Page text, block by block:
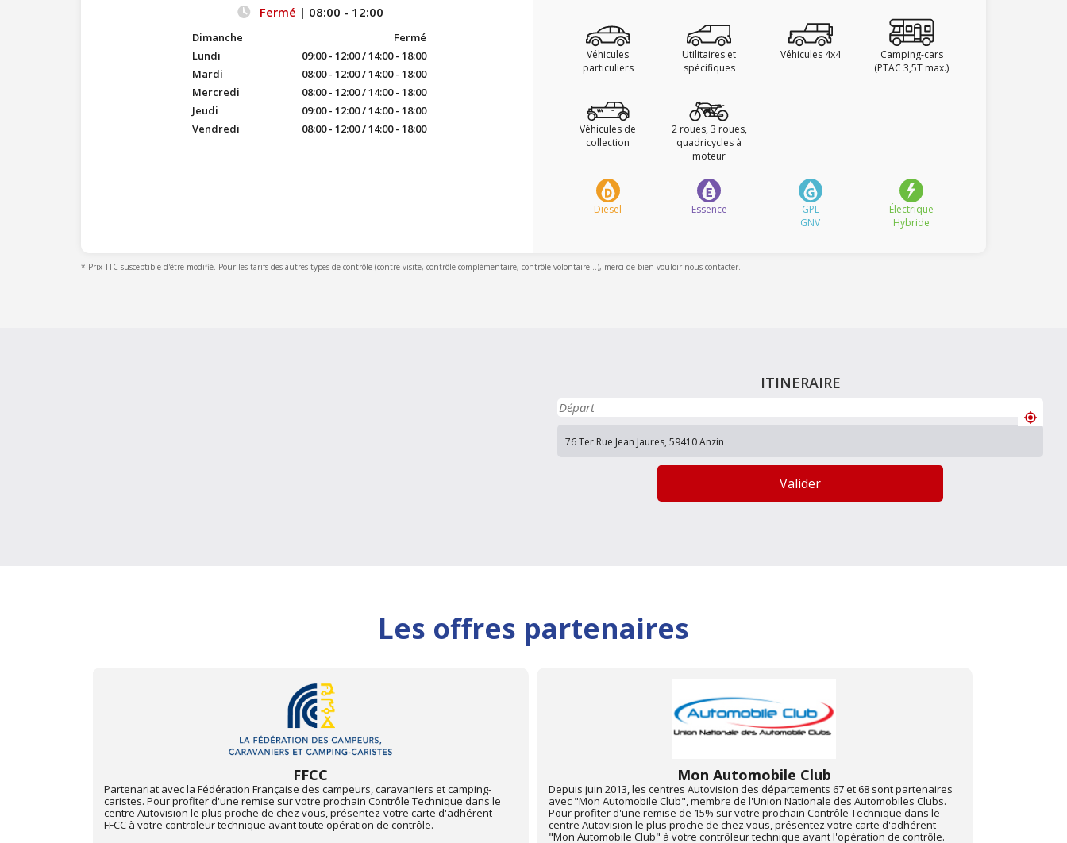
Fermé | 08:00 - 12:00
Dimanche
Fermé
Lundi
09:00 - 12:00 / 14:00 - 18:00
Mardi
08:00 - 12:00 / 14:00 - 18:00
Mercredi
08:00 - 12:00 / 14:00 - 18:00
Jeudi
09:00 - 12:00 / 14:00 - 18:00
Vendredi
08:00 - 12:00 / 14:00 - 18:00
Véhicules
particuliers
Utilitaires et
spécifiques
Véhicules 4x4
Camping-cars
(PTAC 3,5T max.)
Véhicules de
collection
2 roues, 3 roues,
quadricycles à
moteur
Diesel Essence
GPL
GNV
Électrique
Hybride
* Prix TTC susceptible d'être modifié. Pour les tarifs des autres types de contrôle (contre-visite, contrôle complémentaire, contrôle volontaire...), merci de bien vouloir nous contacter.
ITINERAIRE
Valider
Les offres partenaires
Mon Automobile Club
Depuis juin 2013, les centres Autovision des départements 67 et 68 sont partenaires
avec "Mon Automobile Club", membre de l'Union Nationale des Automobiles Clubs.
Pour profiter d'une remise de 15% sur votre prochain Contrôle Technique dans le
centre Autovision le plus proche de chez vous, présentez votre carte d'adhérent
FFCC
Partenariat avec la Fédération Française des campeurs, caravaniers et camping-
caristes. Pour profiter d'une remise sur votre prochain Contrôle Technique dans le
centre Autovision le plus proche de chez vous, présentez-votre carte d'adhérent
FFCC à votre controleur technique avant toute opération de contrôle.